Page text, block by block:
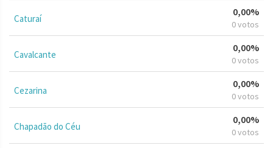
Caturaí
0,00%
0 votos
Cavalcante
0,00%
0 votos
Cezarina
0,00%
0 votos
Chapadão do Céu
0,00%
0 votos